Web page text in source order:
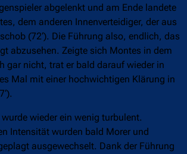
abgelenkt und am Ende landete
dem anderen Innenverteidiger, der aus
(72‘). Die Führung also, endlich, das
abzusehen. Zeigte sich Montes in dem
gar nicht, trat er bald darauf wieder in
Mal mit einer hochwichtigen Klärung in
wieder ein wenig turbulent.
Intensität wurden bald Morer und
ausgewechselt. Dank der Führung